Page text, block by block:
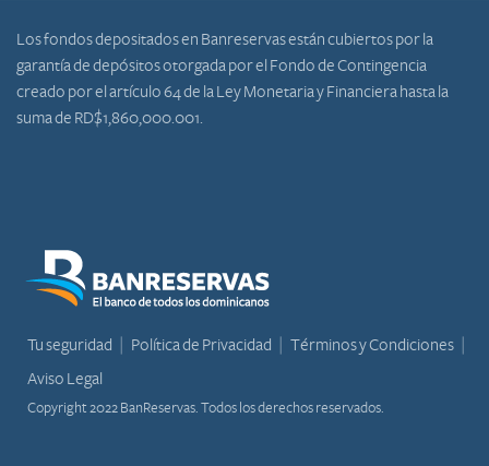
Los fondos depositados en Banreservas están cubiertos por la
garantía de depósitos otorgada por el Fondo de Contingencia
creado por el artículo 64 de la Ley Monetaria y Financiera hasta la
suma de RD$1,860,000.001.
Tu seguridad Política de Privacidad
Términos y Condiciones
Aviso Legal
Copyright 2022 BanReservas. Todos los derechos reservados.